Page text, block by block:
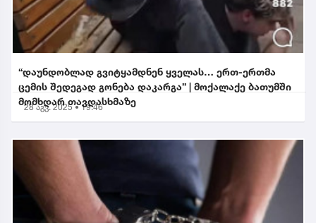
“დაუნდობლად გვიტყამდნენ ყველას… ერთ-ერთმა
ცემის შედეგად გონება დაკარგა” | მოქალაქე ბათუმში
მომხდარ თავდასხმაზე
28 აგვ. 2025 • 19:46